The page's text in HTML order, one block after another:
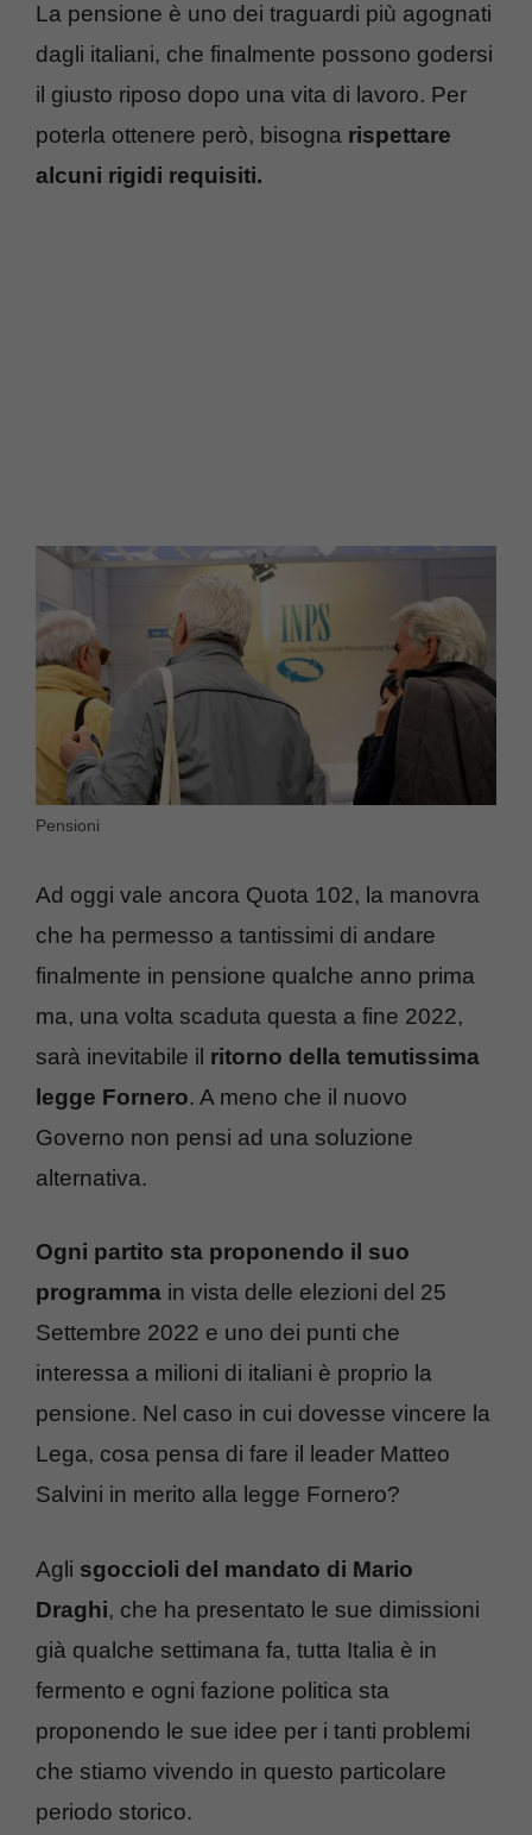
La pensione è uno dei traguardi più agognati
dagli italiani, che finalmente possono godersi
il giusto riposo dopo una vita di lavoro. Per
poterla ottenere però, bisogna rispettare
alcuni rigidi requisiti.
Pensioni
Ad oggi vale ancora Quota 102, la manovra
che ha permesso a tantissimi di andare
finalmente in pensione qualche anno prima
ma, una volta scaduta questa a fine 2022,
sarà inevitabile il ritorno della temutissima
legge Fornero. A meno che il nuovo
Governo non pensi ad una soluzione
alternativa.
Ogni partito sta proponendo il suo
programma in vista delle elezioni del 25
Settembre 2022 e uno dei punti che
interessa a milioni di italiani è proprio la
pensione. Nel caso in cui dovesse vincere la
Lega, cosa pensa di fare il leader Matteo
Salvini in merito alla legge Fornero?
Agli sgoccioli del mandato di Mario
Draghi, che ha presentato le sue dimissioni
già qualche settimana fa, tutta Italia è in
fermento e ogni fazione politica sta
proponendo le sue idee per i tanti problemi
che stiamo vivendo in questo particolare
periodo storico.